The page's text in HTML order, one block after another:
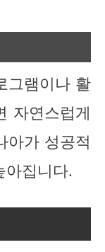
그램이나 활
자연스럽게
아가 성공적
아집니다.